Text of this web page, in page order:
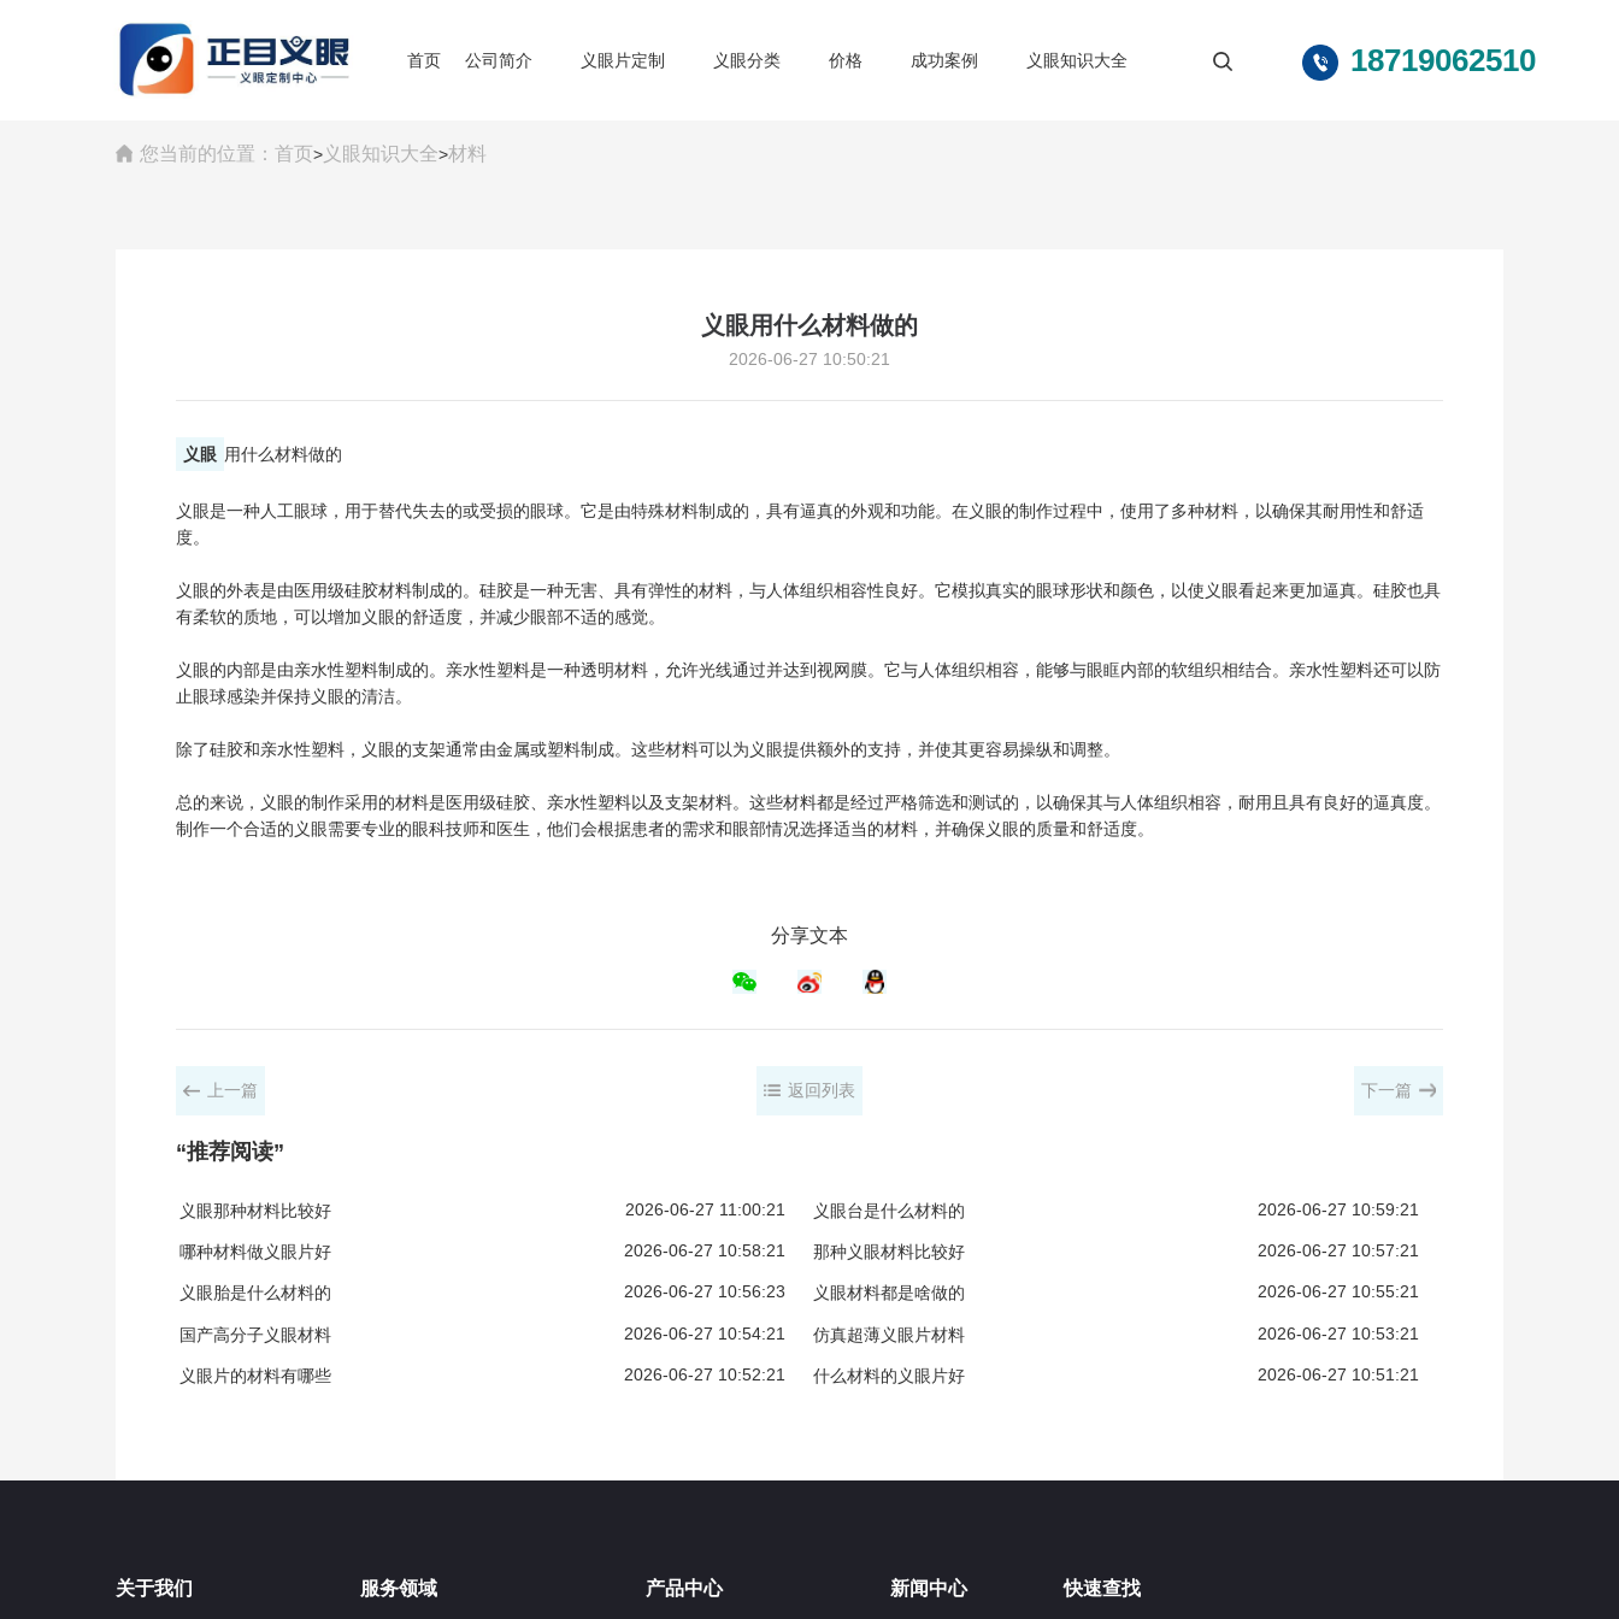
首页 公司简介 义眼片定制 义眼分类 价格 成功案例 义眼知识大全 18719062510
您当前的位置： 首页>义眼知识大全>材料
义眼用什么材料做的
2026-06-27 10:50:21
义眼 用什么材料做的
义眼是一种人工眼球，用于替代失去的或受损的眼球。它是由特殊材料制成的，具有逼真的外观和功能。在义眼的制作过程中，使用了多种材料，以确保其耐用性和舒适
度。
义眼的外表是由医用级硅胶材料制成的。硅胶是一种无害、具有弹性的材料，与人体组织相容性良好。它模拟真实的眼球形状和颜色，以使义眼看起来更加逼真。硅胶也具
有柔软的质地，可以增加义眼的舒适度，并减少眼部不适的感觉。
义眼的内部是由亲水性塑料制成的。亲水性塑料是一种透明材料，允许光线通过并达到视网膜。它与人体组织相容，能够与眼眶内部的软组织相结合。亲水性塑料还可以防
止眼球感染并保持义眼的清洁。
除了硅胶和亲水性塑料，义眼的支架通常由金属或塑料制成。这些材料可以为义眼提供额外的支持，并使其更容易操纵和调整。
总的来说，义眼的制作采用的材料是医用级硅胶、亲水性塑料以及支架材料。这些材料都是经过严格筛选和测试的，以确保其与人体组织相容，耐用且具有良好的逼真度。
制作一个合适的义眼需要专业的眼科技师和医生，他们会根据患者的需求和眼部情况选择适当的材料，并确保义眼的质量和舒适度。
分享文本
上一篇 返回列表 下一篇
“推荐阅读”
2026-06-27 11:00:21
义眼那种材料比较好 2026-06-27 10:59:21
义眼台是什么材料的
2026-06-27 10:58:21
哪种材料做义眼片好 2026-06-27 10:57:21
那种义眼材料比较好
2026-06-27 10:56:23
义眼胎是什么材料的 2026-06-27 10:55:21
义眼材料都是啥做的
2026-06-27 10:54:21
国产高分子义眼材料 2026-06-27 10:53:21
仿真超薄义眼片材料
2026-06-27 10:52:21
义眼片的材料有哪些 2026-06-27 10:51:21
什么材料的义眼片好
关于我们 服务领域 产品中心 新闻中心 快速查找